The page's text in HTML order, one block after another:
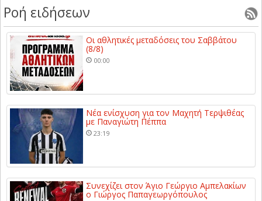
Ροή ειδήσεων
Οι αθλητικές μεταδόσεις του Σαββάτου
(8/8)
00:00
Νέα ενίσχυση για τον Μαχητή Τερψιθέας
με Παναγιώτη Πέππα
23:19
Συνεχίζει στον Άγιο Γεώργιο Αμπελακίων
ο Γιώργος Παπαγεωργόπουλος